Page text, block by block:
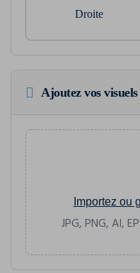
Droite
Ajoutez vos
Importez ou
JPG, PNG, AI,